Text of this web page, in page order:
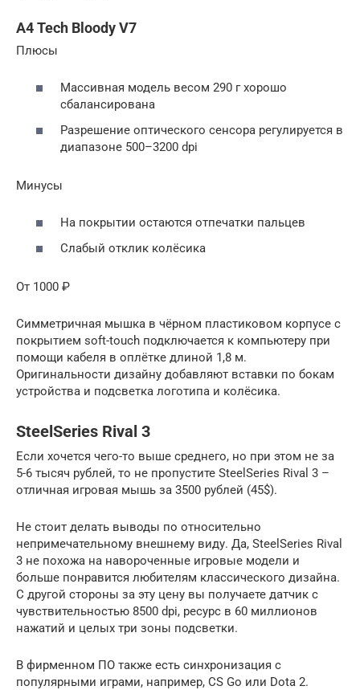
A4 Tech Bloody V7
Плюсы
Массивная модель весом 290 г хорошо
сбалансирована
Разрешение оптического сенсора регулируется в
диапазоне 500–3200 dpi
Минусы
На покрытии остаются отпечатки пальцев
Слабый отклик колёсика
От 1000 ₽
Симметричная мышка в чёрном пластиковом корпусе с
покрытием soft-touch подключается к компьютеру при
помощи кабеля в оплётке длиной 1,8 м.
Оригинальности дизайну добавляют вставки по бокам
устройства и подсветка логотипа и колёсика.
SteelSeries Rival 3
Если хочется чего-то выше среднего, но при этом не за
5-6 тысяч рублей, то не пропустите SteelSeries Rival 3 –
отличная игровая мышь за 3500 рублей (45$).
Не стоит делать выводы по относительно
непримечательному внешнему виду. Да, SteelSeries Rival
3 не похожа на навороченные игровые модели и
больше понравится любителям классического дизайна.
С другой стороны за эту цену вы получаете датчик с
чувствительностью 8500 dpi, ресурс в 60 миллионов
нажатий и целых три зоны подсветки.
В фирменном ПО также есть синхронизация с
популярными играми, например, CS Go или Dota 2.